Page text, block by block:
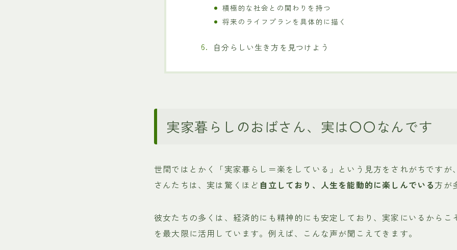
積極的な社会との関わりを持つ
将来のライフプランを具体的に描く
自分らしい生き方を見つけよう
実家暮らしのおばさん、実は〇〇なんです
世間ではとかく「実家暮らし＝楽をしている」という見方をされがちですが
さんたちは、実は驚くほど 自立しており、人生を能動的に楽しんでいる方が
彼女たちの多くは、経済的にも精神的にも安定しており、実家にいるからこ
を最大限に活用しています。例えば、こんな声が聞こえてきます。